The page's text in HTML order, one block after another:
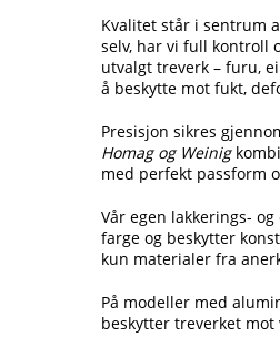
Kvalitet står i sentrum
selv, har vi full kontroll
utvalgt treverk – furu,
å beskytte mot fukt,
Presisjon sikres
Homag og Weinig
med perfekt passform
Vår egen lakkerings-
farge og beskytter
kun materialer fra
På modeller med
beskytter treverket